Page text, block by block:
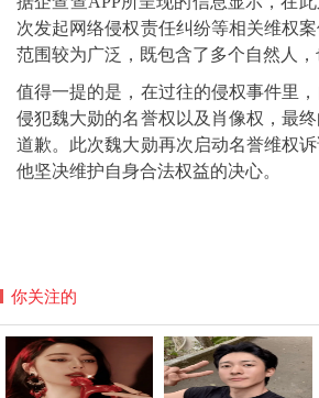
次发起网络侵权责任纠纷等相关维权
范围较为广泛，既包含了多个自然人，
值得一提的是，在过往的侵权事件里
侵犯魏大勋的名誉权以及肖像权，最
道歉。此次魏大勋再次启动名誉维权
他坚决维护自身合法权益的决心。
你关注的